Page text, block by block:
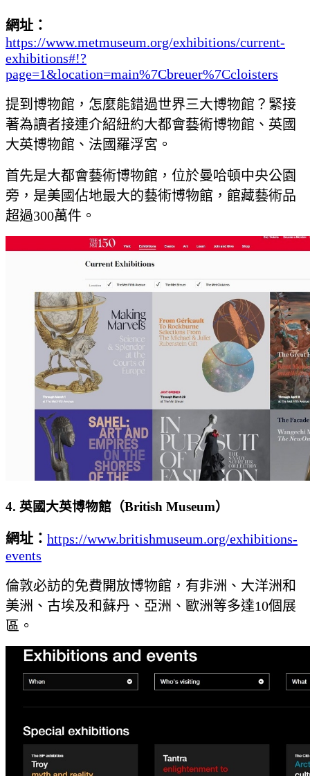
網址：
https://www.metmuseum.org/exhibitions/current-
exhibitions#!?
page=1&location=main%7Cbreuer%7Ccloisters
提到博物館，怎麼能錯過世界三大博物館？緊接
著為讀者接連介紹紐約大都會藝術博物館、英國
大英博物館、法國羅浮宮。
首先是大都會藝術博物館，位於曼哈頓中央公園
旁，是美國佔地最大的藝術博物館，館藏藝術品
超過300萬件。
4. 英國大英博物館（British Museum）
網址： https://www.britishmuseum.org/exhibitions-
events
倫敦必訪的免費開放博物館，有非洲、大洋洲和
美洲、古埃及和蘇丹、亞洲、歐洲等多達10個展
區。